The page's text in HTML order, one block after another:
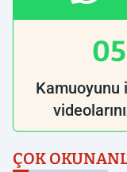
Kamuoyunu
ÇOK